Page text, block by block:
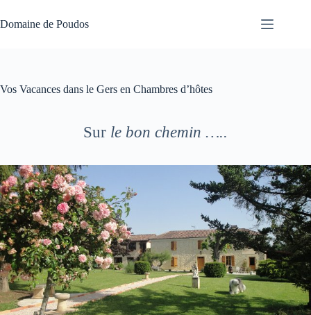
au
contenu
Domaine de Poudos
Vos Vacances dans le Gers en Chambres d’hôtes
Sur le bon chemin …..